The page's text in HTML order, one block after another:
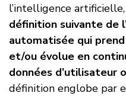
l’intelligence
définition suivante de
automatisée qui
et/ou évolue en
données d’utilisateur
définition englobe par